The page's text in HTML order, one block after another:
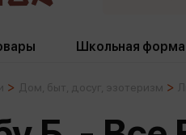
Школьная форма